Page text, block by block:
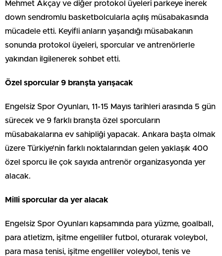
Mehmet Akçay ve diğer protokol üyeleri parkeye inerek
down sendromlu basketbolcularla açılış müsabakasında
mücadele etti. Keyifli anların yaşandığı müsabakanın
sonunda protokol üyeleri, sporcular ve antrenörlerle
yakından ilgilenerek sohbet etti.
Özel sporcular 9 branşta yarışacak
Engelsiz Spor Oyunları, 11-15 Mayıs tarihleri arasında 5 gün
sürecek ve 9 farklı branşta özel sporcuların
müsabakalarına ev sahipliği yapacak. Ankara başta olmak
üzere Türkiye’nin farklı noktalarından gelen yaklaşık 400
özel sporcu ile çok sayıda antrenör organizasyonda yer
alacak.
Milli sporcular da yer alacak
Engelsiz Spor Oyunları kapsamında para yüzme, goalball,
para atletizm, işitme engelliler futbol, oturarak voleybol,
para masa tenisi, işitme engelliler voleybol, tenis ve